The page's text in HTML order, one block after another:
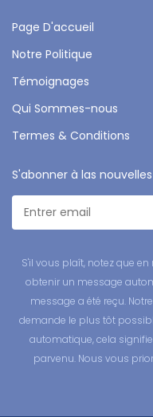
Page D'accueil
Notre Politique
Témoignages
Qui Sommes-nous
Termes & Conditions
S'abonner à las nouvelles
S'il vous plaît, notez que
obtenir un message
message a été reçu.
demande le plus tôt
automatique, cela
parvenu. Nous vous